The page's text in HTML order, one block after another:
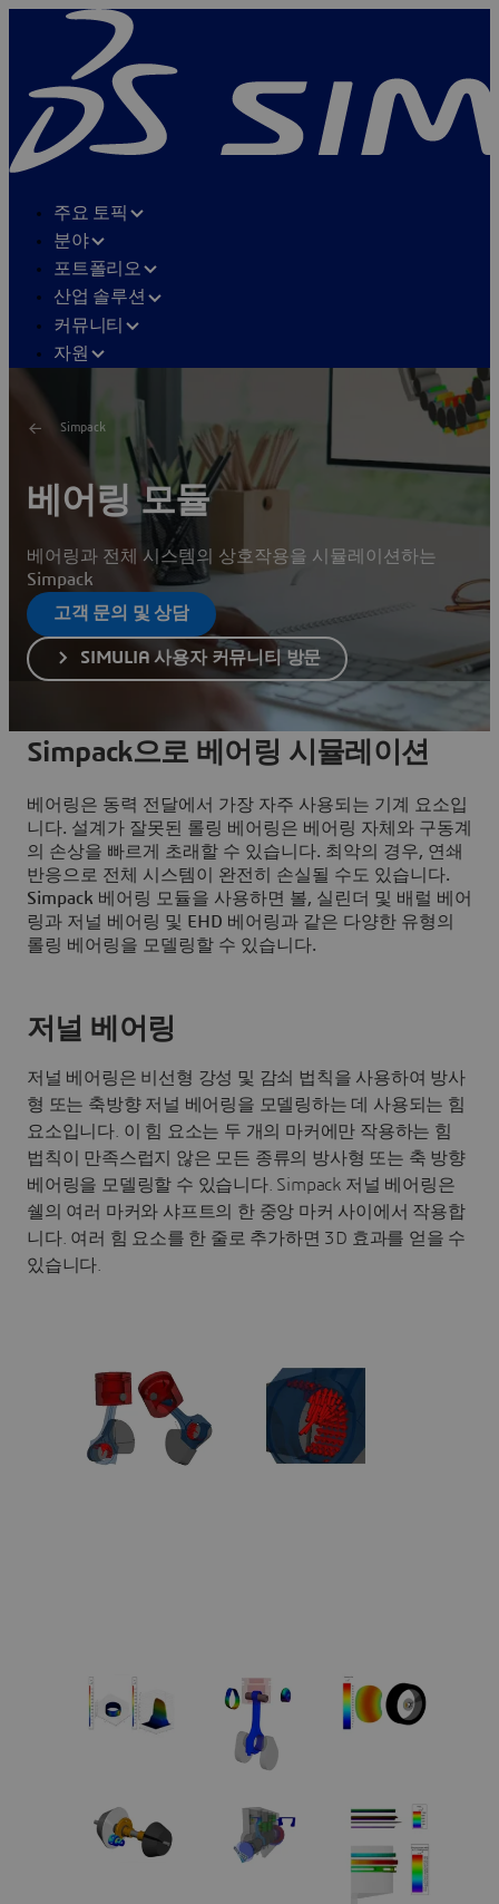
주요 토픽
분야
포트폴리오
산업 솔루션
커뮤니티
자원
Simpack
베어링 모듈
베어링과 전체 시스템의 상호작용을 시뮬레이션하는
Simpack
고객 문의 및 상담
SIMULIA 사용자 커뮤니티 방문
Simpack으로 베어링 시뮬레이션
베어링은 동력 전달에서 가장 자주 사용되는 기계 요소입
니다. 설계가 잘못된 롤링 베어링은 베어링 자체와 구동계
의 손상을 빠르게 초래할 수 있습니다. 최악의 경우, 연쇄
반응으로 전체 시스템이 완전히 손실될 수도 있습니다.
Simpack 베어링 모듈을 사용하면 볼, 실린더 및 배럴 베어
링과 저널 베어링 및 EHD 베어링과 같은 다양한 유형의
롤링 베어링을 모델링할 수 있습니다.
저널 베어링
저널 베어링은 비선형 강성 및 감쇠 법칙을 사용하여 방사
형 또는 축방향 저널 베어링을 모델링하는 데 사용되는 힘
요소입니다. 이 힘 요소는 두 개의 마커에만 작용하는 힘
법칙이 만족스럽지 않은 모든 종류의 방사형 또는 축 방향
베어링을 모델링할 수 있습니다. Simpack 저널 베어링은
쉘의 여러 마커와 샤프트의 한 중앙 마커 사이에서 작용합
니다. 여러 힘 요소를 한 줄로 추가하면 3D 효과를 얻을 수
있습니다.